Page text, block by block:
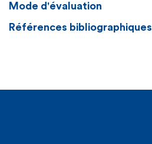
Mode d'évaluation
Références bibliographiques